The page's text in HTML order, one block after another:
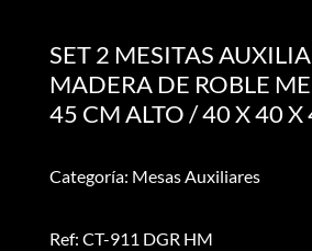
SET 2 MESITAS
MADERA DE ROBLE
45 CM ALTO / 40 X 40 X
Categoría: Mesas Auxiliares
Ref: CT-911 DGR HM